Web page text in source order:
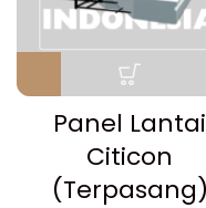
Panel Lantai
Citicon
(Terpasang)